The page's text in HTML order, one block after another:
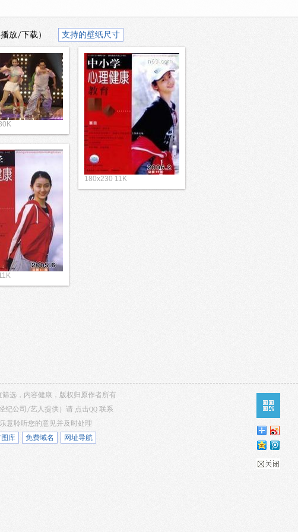
放/下载） 支持的壁纸尺寸
180x230 11K
选，内容健康，版权归原作者所有
纪公司/艺人提供）请 点击QQ 联系
意聆听您的意见并及时处理
库 免费域名 网址导航